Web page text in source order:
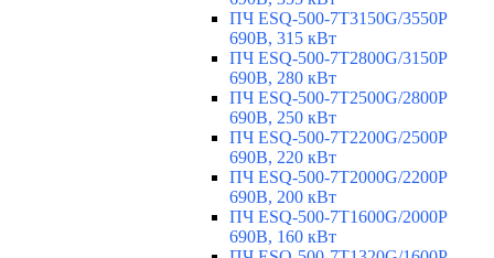
ПЧ ESQ-500-7T3150G/3550P
690В, 315 кВт
ПЧ ESQ-500-7T2800G/3150P
690В, 280 кВт
ПЧ ESQ-500-7T2500G/2800P
690В, 250 кВт
ПЧ ESQ-500-7T2200G/2500P
690В, 220 кВт
ПЧ ESQ-500-7T2000G/2200P
690В, 200 кВт
ПЧ ESQ-500-7T1600G/2000P
690В, 160 кВт